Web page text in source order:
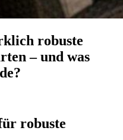
robuste
– und was
robuste